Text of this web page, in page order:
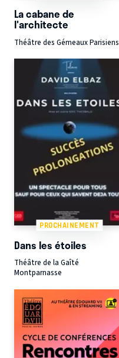
La cabane de
l'architecte
Théâtre des Gémeaux Parisiens
PROCHAINEMENT
Dans les étoiles
Théâtre de la Gaîté
Montparnasse